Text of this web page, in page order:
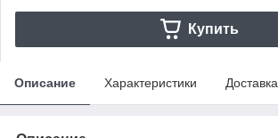
Купить
Описание Характеристики Доставка